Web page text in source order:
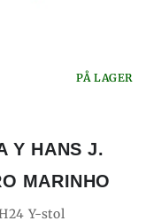
PÅ LAGER
Y HANS J.
MARINHO
Y-stol